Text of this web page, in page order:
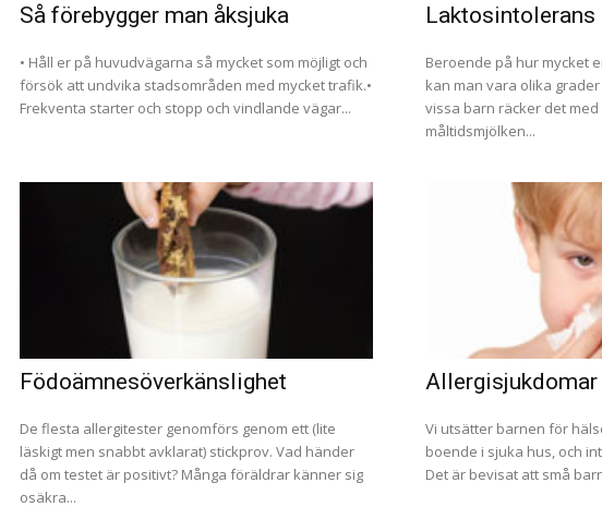
Så förebygger man åksjuka
• Håll er på huvudvägarna så mycket som möjligt och
försök att undvika stadsområden med mycket trafik.•
Frekventa starter och stopp och vindlande vägar...
Laktosintolerans
Beroende på hur mycket
kan man vara olika
vissa barn räcker det
måltidsmjölken...
Födoämnesöverkänslighet
De flesta allergitester genomförs genom ett (lite
läskigt men snabbt avklarat) stickprov. Vad händer
då om testet är positivt? Många föräldrar känner sig
osäkra...
Allergisjukdomar
Vi utsätter barnen för
boende i sjuka hus, och
Det är bevisat att små